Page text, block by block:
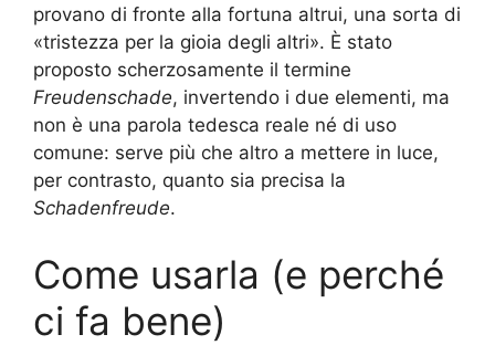
provano di fronte alla fortuna altrui, una sorta di
«tristezza per la gioia degli altri». È stato
proposto scherzosamente il termine
Freudenschade, invertendo i due elementi, ma
non è una parola tedesca reale né di uso
comune: serve più che altro a mettere in luce,
per contrasto, quanto sia precisa la
Schadenfreude.
Come usarla (e perché
ci fa bene)